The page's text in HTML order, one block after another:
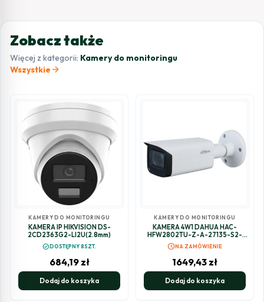
Zobacz także
Więcej z kategorii: Kamery do monitoringu
Wszystkie arrow_forward
KAMERY DO MONITORINGU
KAMERA IP HIKVISION DS-
2CD2363G2-LI2U(2.8mm)
check_circleDOSTĘPNY 8SZT.
684,19 zł
Dodaj do koszyka
KAMERY DO MONITORINGU
KAMERA 4W1 DAHUA HAC-
HFW2802TU-Z-A-27135-S2-
DIP
scheduleNA ZAMÓWIENIE
1649,43 zł
Dodaj do koszyka